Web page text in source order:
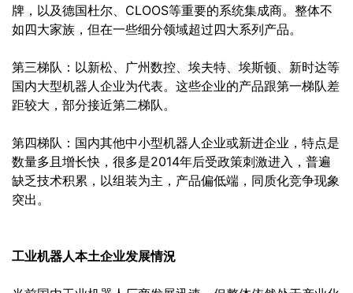
牌，以及德国杜尔、CLOOS等重要的系统集成商。整体不
如四大家族，但在一些细分领域超过四大系列产品。
第三梯队：以新松、广州数控、埃夫特、埃斯顿、新时达等
国内大型机器人企业为代表。这些企业的产品跟第一梯队差
距较大，部分接近第二梯队。
第四梯队：国内其他中小型机器人企业或新进企业，特点是
数量多且增长快，很多是2014年后受政策刺激进入，普遍
缺乏技术积累，以组装为主，产品偏低端，同质化竞争现象
突出。
工业机器人本土企业发展情況